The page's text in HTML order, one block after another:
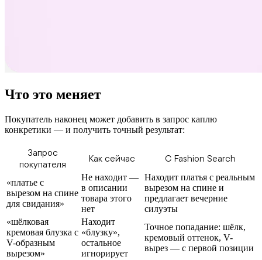
Что это меняет
Покупатель наконец может добавить в запрос каплю
конкретики — и получить точный результат:
Запрос
покупателя
Как сейчас С Fashion Search
«платье с
вырезом на спине
для свидания»
Не находит —
в описании
товара этого
нет
Находит платья с реальным
вырезом на спине и
предлагает вечерние
силуэты
«шёлковая
кремовая блузка с
V-образным
вырезом»
Находит
«блузку»,
остальное
игнорирует
Точное попадание: шёлк,
кремовый оттенок, V-
вырез — с первой позиции